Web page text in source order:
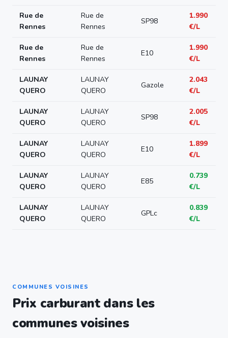
Rue de
Rennes
Rue de
Rennes
SP98
1.990
€/L
Rue de
Rennes
Rue de
Rennes
E10
1.990
€/L
LAUNAY
QUERO
LAUNAY
QUERO
Gazole
2.043
€/L
LAUNAY
QUERO
LAUNAY
QUERO
SP98
2.005
€/L
LAUNAY
QUERO
LAUNAY
QUERO
E10
1.899
€/L
LAUNAY
QUERO
LAUNAY
QUERO
E85
0.739
€/L
LAUNAY
QUERO
LAUNAY
QUERO
GPLc
0.839
€/L
COMMUNES VOISINES
Prix carburant dans les
communes voisines